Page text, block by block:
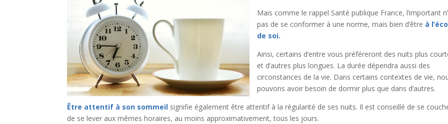
Mais comme le rappel Santé publique France, l’important
pas de se conformer à une norme, mais bien d’être à
de soi.
Ainsi, certains d’entre vous préféreront des nuits plus
et d’autres plus longues. La durée dépendra aussi des
circonstances de la vie. Dans certains contextes de vie,
pouvons avoir besoin de dormir plus que dans d’autres.
Être attentif à son sommeil signifie également être attentif à la régularité de ses nuits. Il est conseillé de se
de se lever aux mêmes horaires, au moins approximativement, tous les jours.